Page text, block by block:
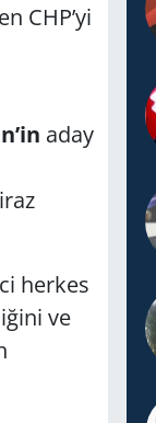
CHP’yi
aday
herkes
ve